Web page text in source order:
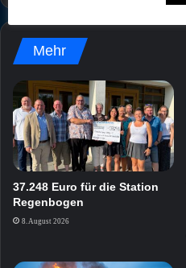
Mehr
37.248 Euro für die Station
Regenbogen
8. August 2026